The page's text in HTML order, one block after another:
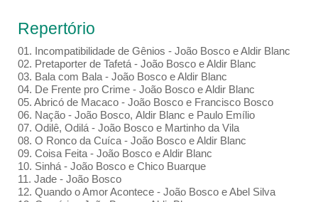
Repertório
01. Incompatibilidade de Gênios - João Bosco e Aldir Blanc
02. Pretaporter de Tafetá - João Bosco e Aldir Blanc
03. Bala com Bala - João Bosco e Aldir Blanc
04. De Frente pro Crime - João Bosco e Aldir Blanc
05. Abricó de Macaco - João Bosco e Francisco Bosco
06. Nação - João Bosco, Aldir Blanc e Paulo Emílio
07. Odilê, Odilá - João Bosco e Martinho da Vila
08. O Ronco da Cuíca - João Bosco e Aldir Blanc
09. Coisa Feita - João Bosco e Aldir Blanc
10. Sinhá - João Bosco e Chico Buarque
11. Jade - João Bosco
12. Quando o Amor Acontece - João Bosco e Abel Silva